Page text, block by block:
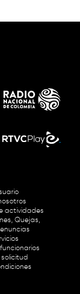
actividades
Quejas,